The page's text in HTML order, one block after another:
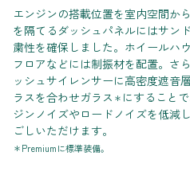
エンジンの搭載位置を室内空間か
を隔てるダッシュパネルにはサン
粛性を確保しました。ホイールハ
フロアなどには制振材を配置。さ
ッシュサイレンサーに高密度遮音
ラスを合わせガラス ＊ にすること
ジンノイズやロードノイズを低減
ごしいただけます。
＊Premiumに標準装備。